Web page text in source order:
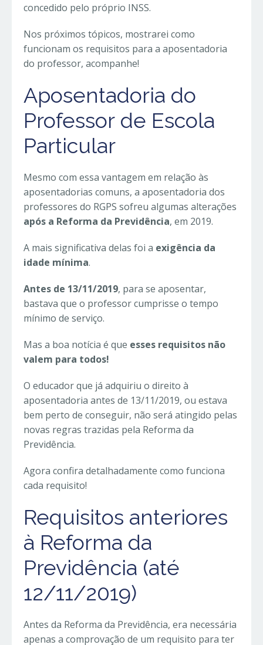
concedido pelo próprio INSS.
Nos próximos tópicos, mostrarei como
funcionam os requisitos para a aposentadoria
do professor, acompanhe!
Aposentadoria do
Professor de Escola
Particular
Mesmo com essa vantagem em relação às
aposentadorias comuns, a aposentadoria dos
professores do RGPS sofreu algumas alterações
após a Reforma da Previdência, em 2019.
A mais significativa delas foi a exigência da
idade mínima.
Antes de 13/11/2019, para se aposentar,
bastava que o professor cumprisse o tempo
mínimo de serviço.
Mas a boa notícia é que esses requisitos não
valem para todos!
O educador que já adquiriu o direito à
aposentadoria antes de 13/11/2019, ou estava
bem perto de conseguir, não será atingido pelas
novas regras trazidas pela Reforma da
Previdência.
Agora confira detalhadamente como funciona
cada requisito!
Requisitos anteriores
à Reforma da
Previdência (até
12/11/2019)
Antes da Reforma da Previdência, era necessária
apenas a comprovação de um requisito para ter